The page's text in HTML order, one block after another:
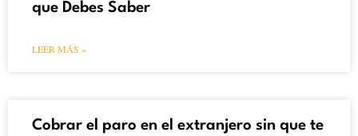
que Debes Saber
LEER MÁS »
Cobrar el paro en el extranjero sin que te